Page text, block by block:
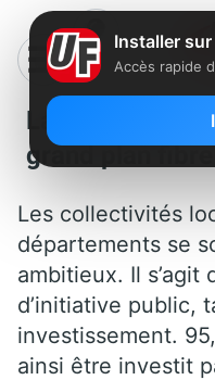
La drome et
grand plan
Les collectivités
départements se
ambitieux. Il s’agit
d’initiative public,
investissement.
ainsi être investit
Installer
Accès rapide